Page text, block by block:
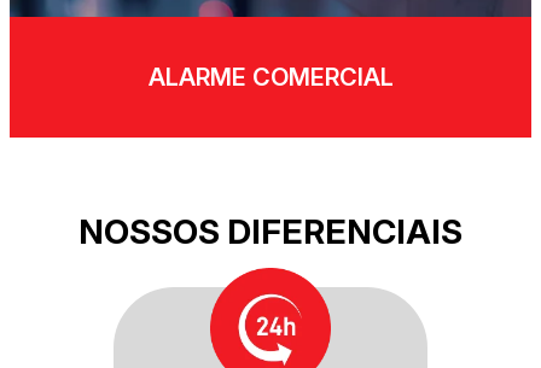
ALARME COMERCIAL
NOSSOS DIFERENCIAIS